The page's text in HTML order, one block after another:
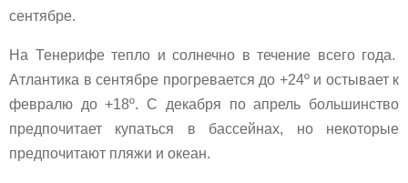
сентябре.
На Тенерифе тепло и солнечно в течение всего года.
Атлантика в сентябре прогревается до +24º и остывает к
февралю до +18º. С декабря по апрель большинство
предпочитает купаться в бассейнах, но некоторые
предпочитают пляжи и океан.